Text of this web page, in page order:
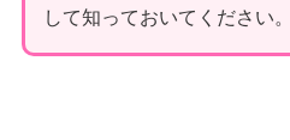
して知っておいてください。